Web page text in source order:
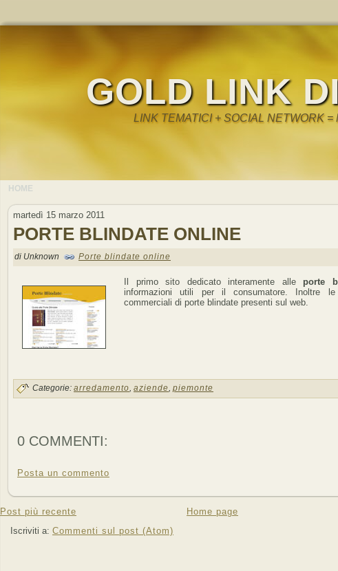
GOLD LINK
LINK TEMATICI + SOCIAL NETWORK
HOME
martedì 15 marzo 2011
PORTE BLINDATE ONLINE
di Unknown Porte blindate online
Il primo sito dedicato interamente alle porte
informazioni utili per il consumatore. Inoltre le
commerciali di porte blindate presenti sul web.
Categorie: arredamento, aziende, piemonte
0 COMMENTI:
Posta un commento
Post più recente
Home page
Iscriviti a: Commenti sul post (Atom)